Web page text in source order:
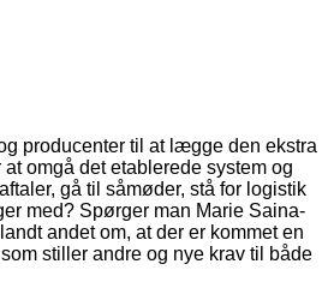
producenter til at lægge den ekstra
omgå det etablerede system og
gå til såmøder, stå for logistik
med? Spørger man Marie Saina­
andet om, at der er kommet en
stiller andre og nye krav til både